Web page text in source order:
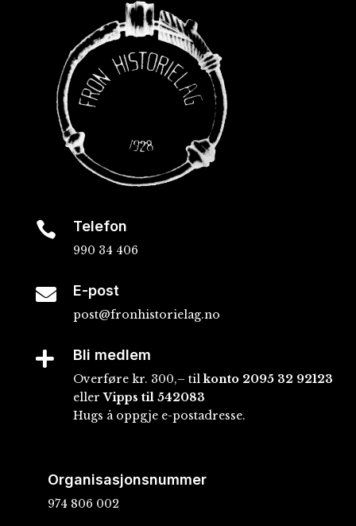
 Telefon
990 34 406
 E-post
post@fronhistorielag.no
 Bli medlem
Overføre kr. 300,– tilkonto 2095 32 92123
ellerVipps til 542083
Hugs å oppgje e-postadresse.
Organisasjonsnummer
974 806 002